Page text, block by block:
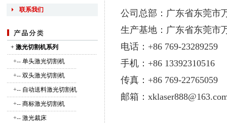
联系我们
+ 激光切割机系列
+--单头激光切割机
+--双头激光切割机
+-- 自动送料激光切割机
+--商标激光切割机
+--激光裁床
公司总部：广东省东莞市
生产基地：广东省东莞市
电话：+86 769-23289259
手机：+86 13392310516
传真：+86 769-22765059
邮箱：